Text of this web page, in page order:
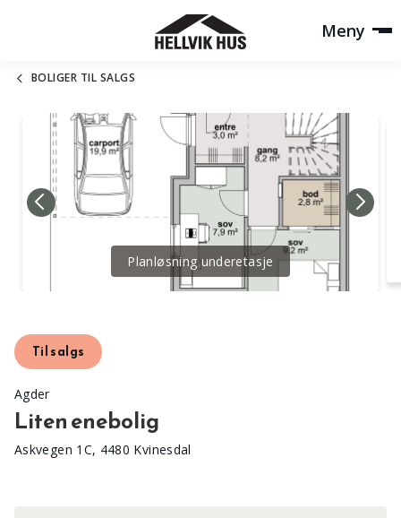
Meny
BOLIGER TIL SALGS
Planløsning underetasje
Til salgs
Agder
Liten enebolig
Askvegen 1C, 4480 Kvinesdal